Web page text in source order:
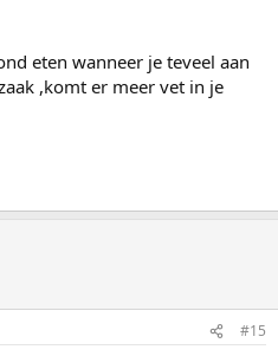
eten wanneer je teveel aan
,komt er meer vet in je
#15